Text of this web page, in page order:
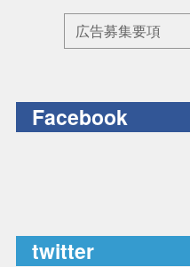
広告募集要項
Facebook
twitter